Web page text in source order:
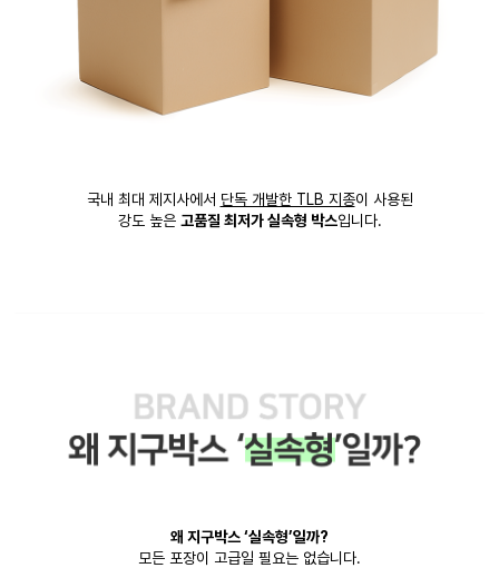
국내 최대 제지사에서 단독 개발한 TLB 지종이 사용된
강도 높은 고품질 최저가 실속형 박스입니다.
왜 지구박스 ‘실속형’일까?
모든 포장이 고급일 필요는 없습니다.